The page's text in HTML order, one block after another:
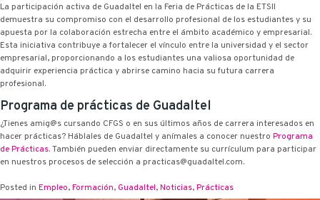
La participación activa de Guadaltel en la Feria de Prácticas de la ETSII
demuestra su compromiso con el desarrollo profesional de los estudiantes y su
apuesta por la colaboración estrecha entre el ámbito académico y empresarial.
Esta iniciativa contribuye a fortalecer el vínculo entre la universidad y el sector
empresarial, proporcionando a los estudiantes una valiosa oportunidad de
adquirir experiencia práctica y abrirse camino hacia su futura carrera
profesional.
Programa de prácticas de Guadaltel
¿Tienes amig@s cursando CFGS o en sus últimos años de carrera interesados en
hacer prácticas? Háblales de Guadaltel y anímales a conocer nuestro Programa
de Prácticas. También pueden enviar directamente su currículum para participar
en nuestros procesos de selección a practicas@guadaltel.com.
Posted in Empleo,Formación, Guadaltel,Noticias,Prácticas